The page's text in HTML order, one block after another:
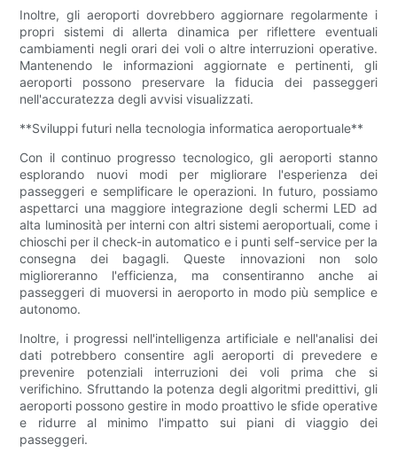
Inoltre, gli aeroporti dovrebbero aggiornare regolarmente i
propri sistemi di allerta dinamica per riflettere eventuali
cambiamenti negli orari dei voli o altre interruzioni operative.
Mantenendo le informazioni aggiornate e pertinenti, gli
aeroporti possono preservare la fiducia dei passeggeri
nell'accuratezza degli avvisi visualizzati.
**Sviluppi futuri nella tecnologia informatica aeroportuale**
Con il continuo progresso tecnologico, gli aeroporti stanno
esplorando nuovi modi per migliorare l'esperienza dei
passeggeri e semplificare le operazioni. In futuro, possiamo
aspettarci una maggiore integrazione degli schermi LED ad
alta luminosità per interni con altri sistemi aeroportuali, come i
chioschi per il check-in automatico e i punti self-service per la
consegna dei bagagli. Queste innovazioni non solo
miglioreranno l'efficienza, ma consentiranno anche ai
passeggeri di muoversi in aeroporto in modo più semplice e
autonomo.
Inoltre, i progressi nell'intelligenza artificiale e nell'analisi dei
dati potrebbero consentire agli aeroporti di prevedere e
prevenire potenziali interruzioni dei voli prima che si
verifichino. Sfruttando la potenza degli algoritmi predittivi, gli
aeroporti possono gestire in modo proattivo le sfide operative
e ridurre al minimo l'impatto sui piani di viaggio dei
passeggeri.